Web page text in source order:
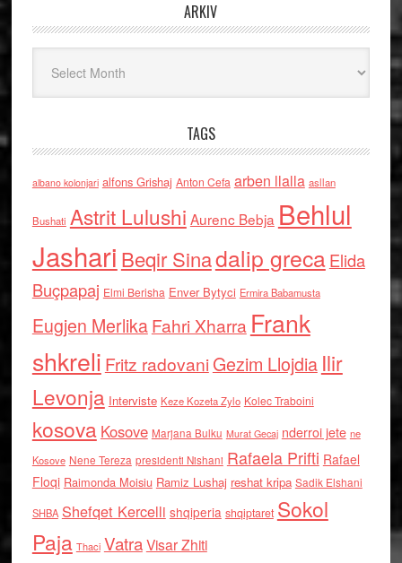
ARKIV
TAGS
albano kolonjari alfons Grishaj Anton Cefa arben llalla asllan
Bushati Astrit Lulushi Aurenc Bebja Behlul
Jashari Beqir Sinadalip grecaElida
Buçpapaj Elmi Berisha Enver Bytyci Ermira Babamusta
Eugjen MerlikaFahri Xharra Frank
shkreli Fritz radovaniGezim Llojdia Ilir
Levonja Interviste Keze Kozeta Zylo Kolec Traboini
kosova Kosove Marjana Bulku Murat Gecaj nderroi jete ne
Kosove Nene Tereza presidenti Nishani Rafaela Prifti Rafael
Floqi Raimonda Moisiu Ramiz Lushaj reshat kripa Sadik Elshani
SHBA Shefqet Kercelli shqiperia shqiptaret Sokol
Paja Thaci VatraVisar Zhiti